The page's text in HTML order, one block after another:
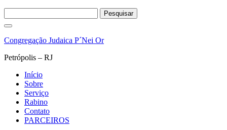
por:
Pular
o
Congregação Judaica P´Nei Or
Petrópolis – RJ
Início
Sobre
Serviço
Rabino
Contato
PARCEIROS